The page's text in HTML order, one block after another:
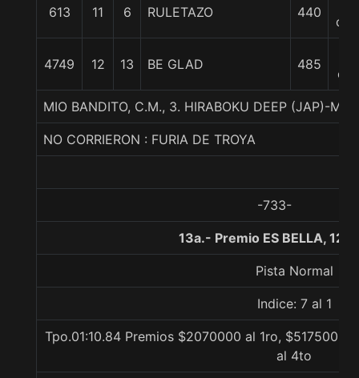
613 11 6 RULETAZO 440
4749 12 13 BE GLAD 485
MIO BANDITO, C.M., 3. HIRABOKU DEEP (JAP)-MIA
NO CORRIERON : FURIA DE TROYA
-733-
13a.- Premio ES BELLA,
Pista Normal
Indice: 7 al 1
Tpo.01:10.84 Premios $2070000 al 1ro, $517500
al 4to